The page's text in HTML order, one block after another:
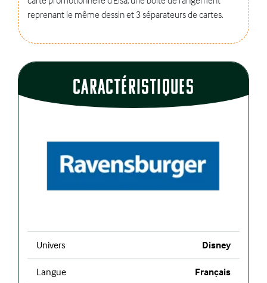
reprenant le même dessin et 3 séparateurs de cartes.
CaractÉristiques
Univers Disney
Langue Français